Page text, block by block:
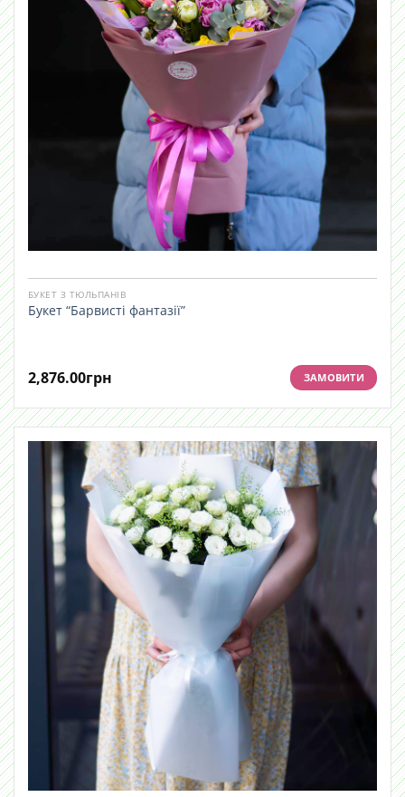
БУКЕТ З ТЮЛЬПАНІВ
Букет “Барвисті фантазії”
2,876.00грн ЗАМОВИТИ